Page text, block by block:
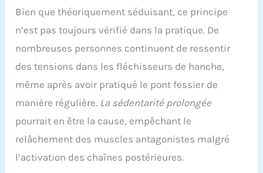
Bien que théoriquement séduisant, ce principe
n’est pas toujours vérifié dans la pratique. De
nombreuses personnes continuent de ressentir
des tensions dans les fléchisseurs de hanche,
même après avoir pratiqué le pont fessier de
manière régulière. La sédentarité prolongée
pourrait en être la cause, empêchant le
relâchement des muscles antagonistes malgré
l’activation des chaînes postérieures.